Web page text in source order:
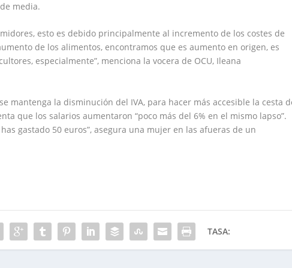
media.
esto es debido principalmente al incremento de los costes de
de los alimentos, encontramos que es aumento en origen, es
especialmente”, menciona la vocera de OCU, Ileana
mantenga la disminución del IVA, para hacer más accesible la cesta
que los salarios aumentaron “poco más del 6% en el mismo lapso”.
gastado 50 euros”, asegura una mujer en las afueras de un
TASA: